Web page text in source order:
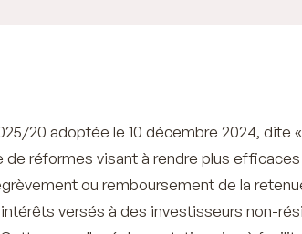
20 adoptée le 10 décembre 2024, dite
de réformes visant à rendre plus
ou remboursement de la
versés à des investisseurs non-